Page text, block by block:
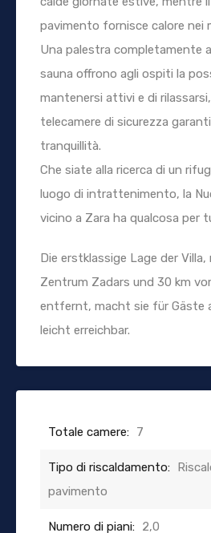
pavimento fornisce calore nei
Una palestra completamente
sauna offrono agli ospiti la
mantenersi attivi e di
telecamere di sicurezza
tranquillità.
Che siate alla ricerca di un
luogo di intrattenimento, la
vicino a Zara ha qualcosa per
Die erstklassige Lage der Villa,
Zentrum Zadars und 30 km
entfernt, macht sie für Gäste
leicht erreichbar.
Totale camere: 7
Tipo di riscaldamento:
pavimento
Numero di piani: 2,0